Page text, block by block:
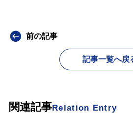
前の記事
記事一覧へ戻
関連記事Relation Entry